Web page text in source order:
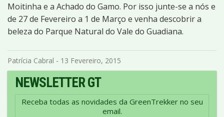
Moitinha e a Achado do Gamo. Por isso junte-se a nós e
de 27 de Fevereiro a 1 de Março e venha descobrir a
beleza do Parque Natural do Vale do Guadiana.
Patrícia Cabral - 13 Fevereiro, 2015
NEWSLETTER GT
Receba todas as novidades da GreenTrekker no seu
email.